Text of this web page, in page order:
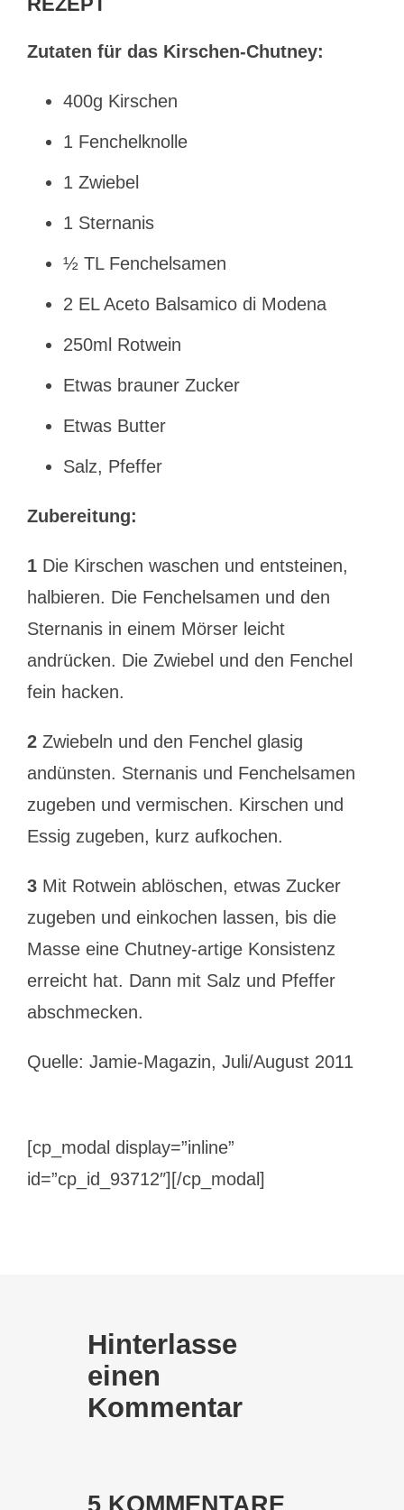
Zutaten für das Kirschen-Chutney:
400g Kirschen
1 Fenchelknolle
1 Zwiebel
1 Sternanis
½ TL Fenchelsamen
2 EL Aceto Balsamico di Modena
250ml Rotwein
Etwas brauner Zucker
Etwas Butter
Salz, Pfeffer
Zubereitung:
1Die Kirschen waschen und entsteinen,
halbieren. Die Fenchelsamen und den
Sternanis in einem Mörser leicht
andrücken. Die Zwiebel und den Fenchel
fein hacken.
2Zwiebeln und den Fenchel glasig
andünsten. Sternanis und Fenchelsamen
zugeben und vermischen. Kirschen und
Essig zugeben, kurz aufkochen.
3Mit Rotwein ablöschen, etwas Zucker
zugeben und einkochen lassen, bis die
Masse eine Chutney-artige Konsistenz
erreicht hat. Dann mit Salz und Pfeffer
abschmecken.
Quelle: Jamie-Magazin, Juli/August 2011
[cp_modal display=”inline”
id=”cp_id_93712″][/cp_modal]
Hinterlasse
einen
Kommentar
5 KOMMENTARE